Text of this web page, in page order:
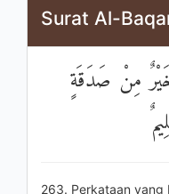
Surat Al-
مِنْ صَدَقَةٍ
263. Perkataan yang